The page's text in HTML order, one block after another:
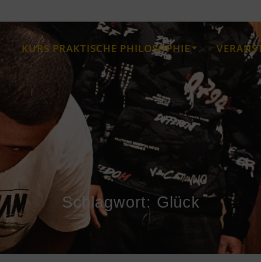
KURS PRAKTISCHE PHILOSOPHIE
Schlagwort: Glück